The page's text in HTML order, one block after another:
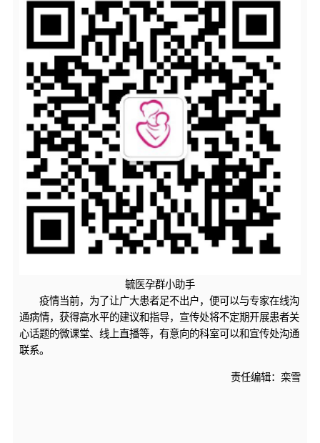
毓医孕群小助手
疫情当前，为了让广大患者足不出户，便可以与专家在线沟
通病情，获得高水平的建议和指导，宣传处将不定期开展患者关
心话题的微课堂、线上直播等，有意向的科室可以和宣传处沟通
联系。
责任编辑：栾雪